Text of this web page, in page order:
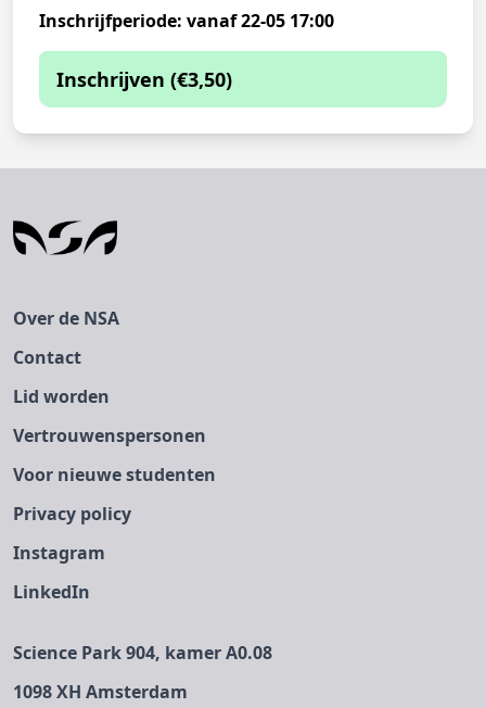
Inschrijfperiode: vanaf 22-05 17:00
Inschrijven (€3,50)
Over de NSA
Contact
Lid worden
Vertrouwenspersonen
Voor nieuwe studenten
Privacy policy
Instagram
LinkedIn
Science Park 904, kamer A0.08
1098 XH Amsterdam